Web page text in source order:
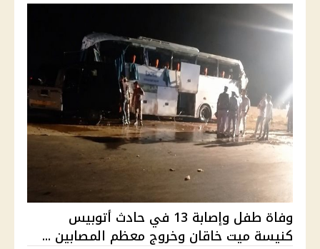
وفاة طفل وإصابة 13 في حادث أتوبيس
كنيسة ميت خاقان وخروج معظم المصابين ...